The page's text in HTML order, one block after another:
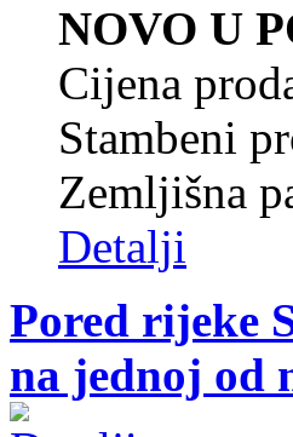
NOVO U
Cijena
Stambeni
Zemljišna
Detalji
Pored rijeke
na jednoj od